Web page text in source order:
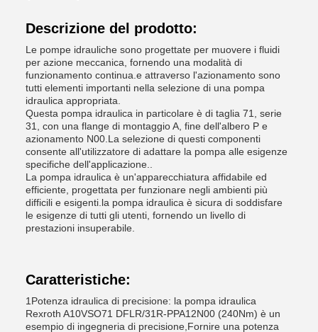
Descrizione del prodotto:
Le pompe idrauliche sono progettate per muovere i fluidi
per azione meccanica, fornendo una modalità di
funzionamento continua.e attraverso l'azionamento sono
tutti elementi importanti nella selezione di una pompa
idraulica appropriata.
Questa pompa idraulica in particolare è di taglia 71, serie
31, con una flange di montaggio A, fine dell'albero P e
azionamento N00.La selezione di questi componenti
consente all'utilizzatore di adattare la pompa alle esigenze
specifiche dell'applicazione..
La pompa idraulica è un'apparecchiatura affidabile ed
efficiente, progettata per funzionare negli ambienti più
difficili e esigenti.la pompa idraulica è sicura di soddisfare
le esigenze di tutti gli utenti, fornendo un livello di
prestazioni insuperabile.
Caratteristiche:
1Potenza idraulica di precisione: la pompa idraulica
Rexroth A10VSO71 DFLR/31R-PPA12N00 (240Nm) è un
esempio di ingegneria di precisione,Fornire una potenza